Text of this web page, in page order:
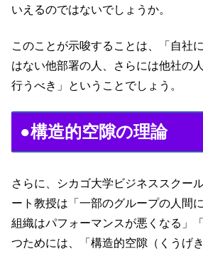
いえるのではないでしょうか。
このことが示唆することは、「自社
はない他部署の人、さらには他社の
行うべき」ということでしょう。
●構造的空隙の理論
さらに、シカゴ大学ビジネススクー
ート教授は「一部のグループの人間
組織はパフォーマンスが悪くなる」
つためには、「構造的空隙（くうげ